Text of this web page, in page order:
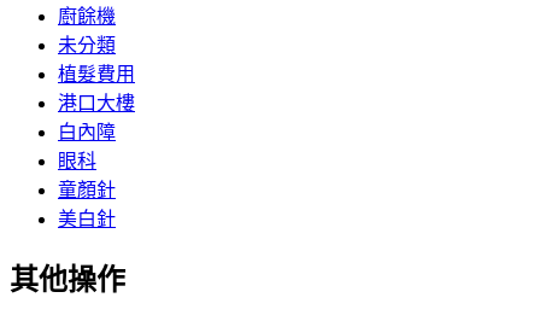
廚餘機
未分類
植髮費用
港口大樓
白內障
眼科
童顏針
美白針
其他操作